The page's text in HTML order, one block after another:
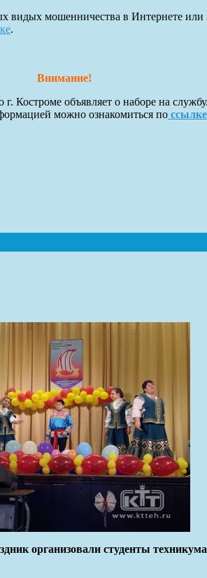
видых мошенничества в Интернете или
.
Внимание!
Костроме объявляет о наборе на
можно ознакомиться по ссылке
организовали студенты